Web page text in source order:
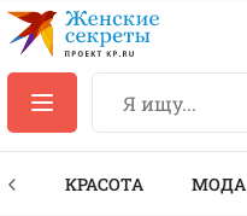
КРАСОТА МОДА